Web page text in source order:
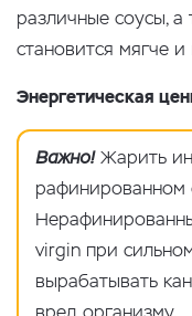
различные соусы, а
становится мягче
Энергетическая
Важно!Жарить
рафинированном
virgin при
вырабатывать